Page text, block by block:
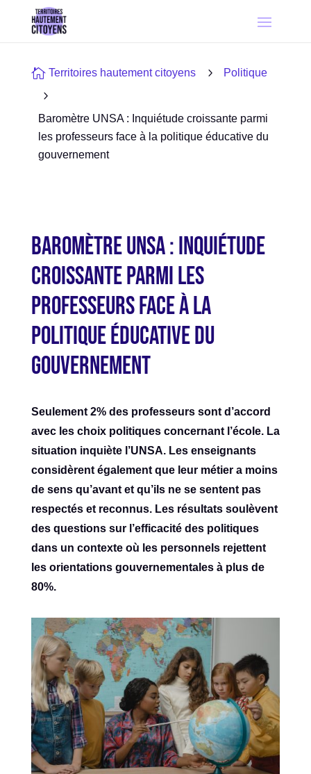
 Territoires hautement citoyens 5 Politique
5
Baromètre UNSA : Inquiétude croissante parmi
les professeurs face à la politique éducative du
gouvernement
Baromètre UNSA : Inquiétude
croissante parmi les
professeurs face à la
politique éducative du
gouvernement
Seulement 2% des professeurs sont d’accord
avec les choix politiques concernant l’école. La
situation inquiète l’UNSA. Les enseignants
considèrent également que leur métier a moins
de sens qu’avant et qu’ils ne se sentent pas
respectés et reconnus. Les résultats soulèvent
des questions sur l’efficacité des politiques
dans un contexte où les personnels rejettent
les orientations gouvernementales à plus de
80%.